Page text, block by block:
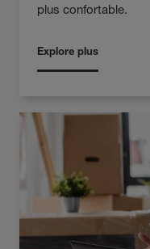
plus confortable.
Explore plus